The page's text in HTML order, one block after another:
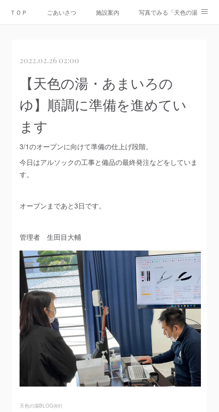
ＴＯＰ ごあいさつ 施設案内 写真でみる「天色の湯」
情報公開
2022.02.26 02:00
【天色の湯・あまいろの
ゆ】順調に準備を進めてい
ます
3/1のオープンに向けて準備の仕上げ段階。
今日はアルソックの工事と備品の最終発注などをしていま
す。
オープンまであと3日です。
管理者 生田目大輔
天色の湯BLOG(60)